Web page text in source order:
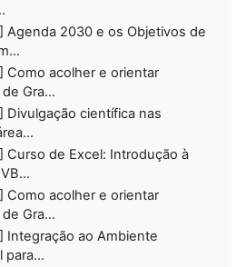
Agenda 2030 e os Objetivos de
Como acolher e orientar
Gra...
Divulgação científica nas
Curso de Excel: Introdução à
Como acolher e orientar
Gra...
Integração ao Ambiente
para...